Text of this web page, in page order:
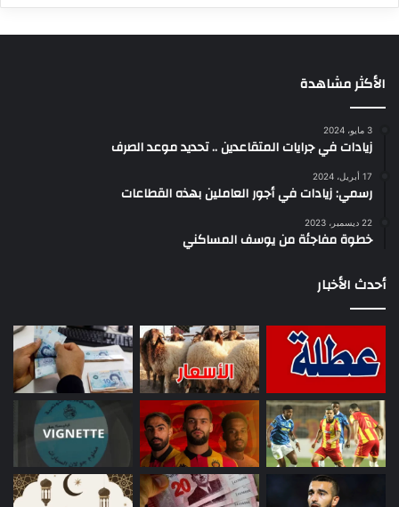
الأكثر مشاهدة
3 مايو، 2024
زيادات في جرايات المتقاعدين .. تحديد موعد الصرف
17 أبريل، 2024
رسمي: زيادات في أجور العاملين بهذه القطاعات
22 ديسمبر، 2023
خطوة مفاجئة من يوسف المساكني
أحدث الأخبار